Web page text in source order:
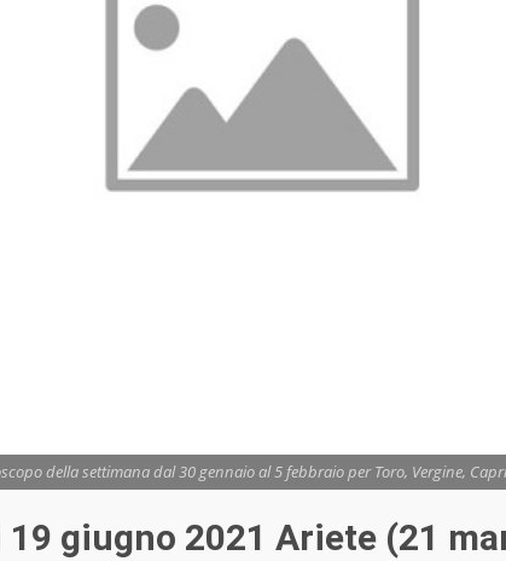
della settimana dal 30 gennaio al 5 febbraio per Toro, Vergine,
giugno 2021 Ariete (21